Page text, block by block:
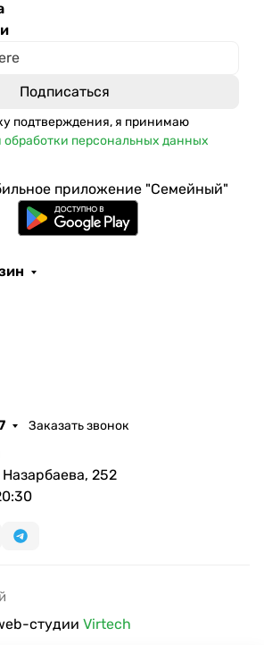
подтверждения, я принимаю
обработки персональных данных
приложение "Семейный"
Заказать звонок
252
студии Virtech